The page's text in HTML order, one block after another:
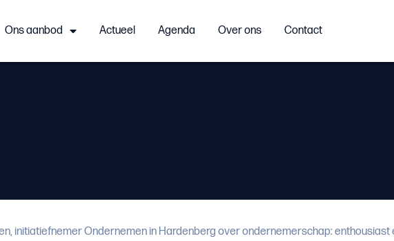
Ons aanbod Actueel Agenda Over ons Contact
initiatiefnemer Ondernemen in Hardenberg over ondernemerschap: enthousiast